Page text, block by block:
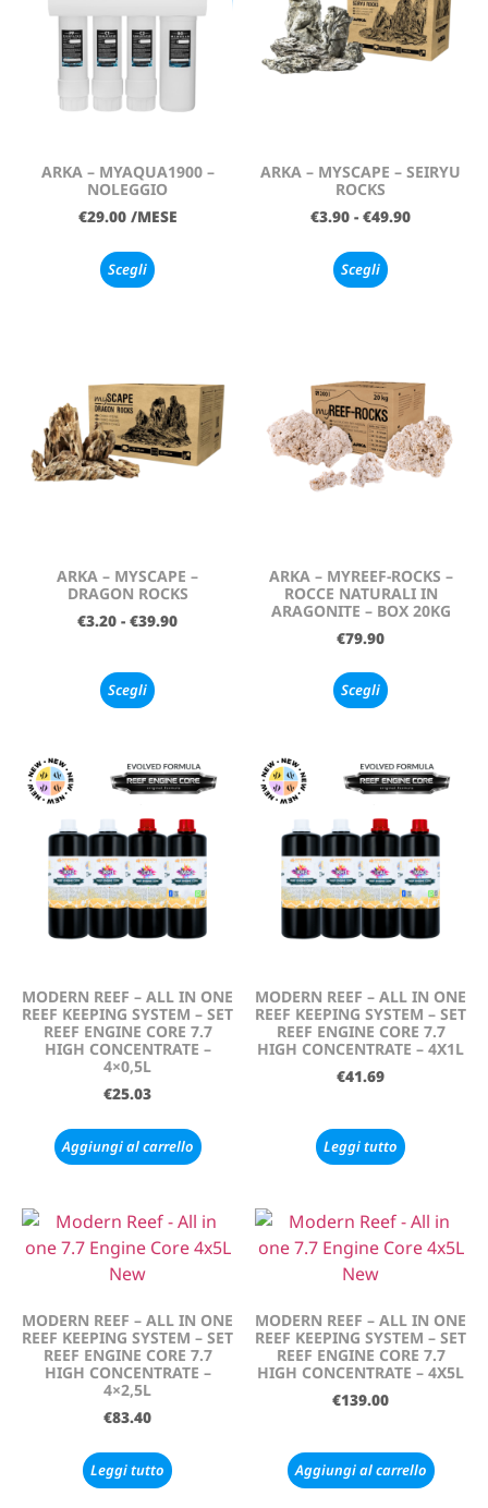
ARKA – MYAQUA1900 –
NOLEGGIO
€29.00 /MESE
Scegli
ARKA – MYSCAPE – SEIRYU
ROCKS
€3.90 - €49.90
Scegli
ARKA – MYSCAPE –
DRAGON ROCKS
€3.20 - €39.90
Scegli
ARKA – MYREEF-ROCKS –
ROCCE NATURALI IN
ARAGONITE – BOX 20KG
€79.90
Scegli
MODERN REEF – ALL IN ONE
REEF KEEPING SYSTEM – SET
REEF ENGINE CORE 7.7
HIGH CONCENTRATE –
4×0,5L
€25.03
Aggiungi al carrello
MODERN REEF – ALL IN ONE
REEF KEEPING SYSTEM – SET
REEF ENGINE CORE 7.7
HIGH CONCENTRATE – 4X1L
€41.69
Leggi tutto
MODERN REEF – ALL IN ONE
REEF KEEPING SYSTEM – SET
REEF ENGINE CORE 7.7
HIGH CONCENTRATE –
4×2,5L
€83.40
Leggi tutto
MODERN REEF – ALL IN ONE
REEF KEEPING SYSTEM – SET
REEF ENGINE CORE 7.7
HIGH CONCENTRATE – 4X5L
€139.00
Aggiungi al carrello